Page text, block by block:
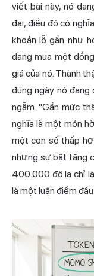
viết bài này, nó
đại, điều đó có
khoản lỗ gần như
đang mua một
giá của nó. Thành
đúng ngày nó đang
ngẫm. "Gần mức
nghĩa là một món
một con số thấp
nhưng sự bật tăng
400.000 đô la chỉ
là một luận điểm